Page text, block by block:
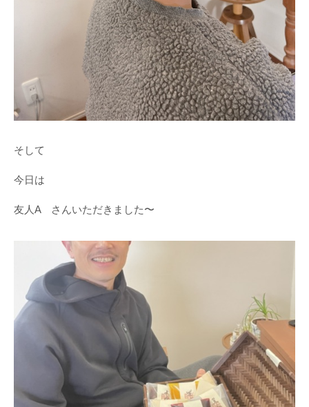
そして
今日は
友人A さんいただきました〜